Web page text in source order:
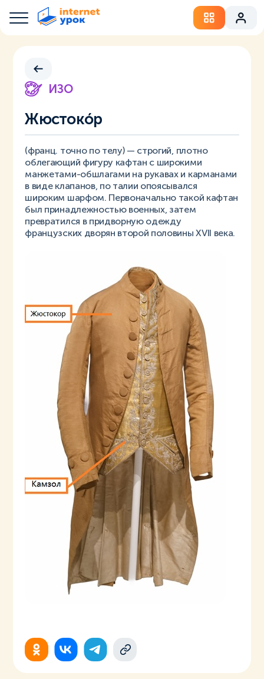
ИЗО
Жюстокóр
(франц. точно по телу) — строгий, плотно
облегающий фигуру кафтан с широкими
манжетами-обшлагами на рукавах и карманами
в виде клапанов, по талии опоясывался
широким шарфом. Первоначально такой кафтан
был принадлежностью военных, затем
превратился в придворную одежду
французских дворян второй половины XVII века.